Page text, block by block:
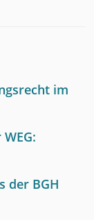
im
der BGH